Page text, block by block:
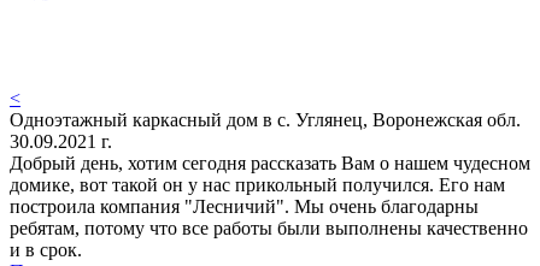
<
Одноэтажный каркасный дом в с. Углянец, Воронежская обл.
30.09.2021 г.
Добрый день, хотим сегодня рассказать Вам о нашем чудесном
домике, вот такой он у нас прикольный получился. Его нам
построила компания "Лесничий". Мы очень благодарны
ребятам, потому что все работы были выполнены качественно
и в срок.